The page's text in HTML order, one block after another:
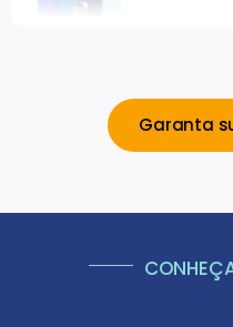
Garanta